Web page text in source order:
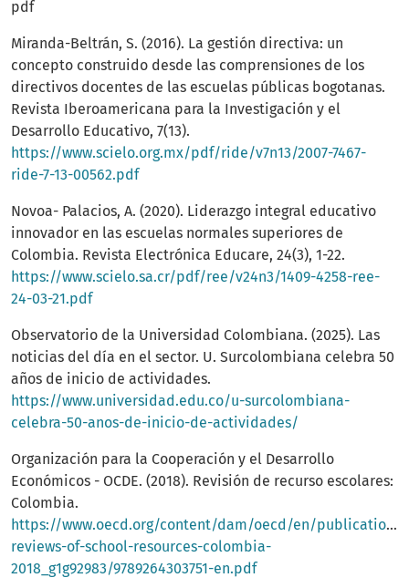
pdf
Miranda-Beltrán, S. (2016). La gestión directiva: un
concepto construido desde las comprensiones de los
directivos docentes de las escuelas públicas bogotanas.
Revista Iberoamericana para la Investigación y el
Desarrollo Educativo, 7(13).
https://www.scielo.org.mx/pdf/ride/v7n13/2007-7467-
ride-7-13-00562.pdf
Novoa- Palacios, A. (2020). Liderazgo integral educativo
innovador en las escuelas normales superiores de
Colombia. Revista Electrónica Educare, 24(3), 1-22.
https://www.scielo.sa.cr/pdf/ree/v24n3/1409-4258-ree-
24-03-21.pdf
Observatorio de la Universidad Colombiana. (2025). Las
noticias del día en el sector. U. Surcolombiana celebra 50
años de inicio de actividades.
https://www.universidad.edu.co/u-surcolombiana-
celebra-50-anos-de-inicio-de-actividades/
Organización para la Cooperación y el Desarrollo
Económicos - OCDE. (2018). Revisión de recurso escolares:
Colombia.
https://www.oecd.org/content/dam/oecd/en/
reviews-of-school-resources-colombia-
2018_g1g92983/9789264303751-en.pdf